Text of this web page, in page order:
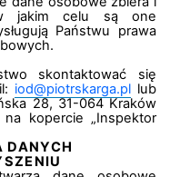
w jakim celu są one
Państwu prawa
skontaktować się
iod@piotrskarga.pl lub
28, 31-064 Kraków
kopercie „Inspektor
DANYCH